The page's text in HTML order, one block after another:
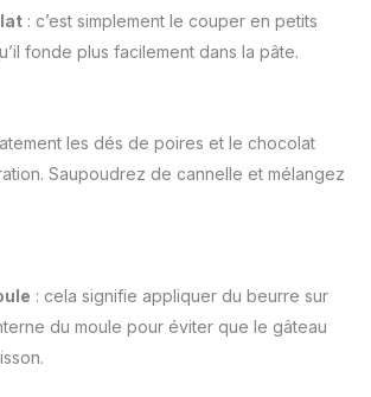
: c’est simplement le couper en petits
fonde plus facilement dans la pâte.
les dés de poires et le chocolat
Saupoudrez de cannelle et mélangez
: cela signifie appliquer du beurre sur
du moule pour éviter que le gâteau